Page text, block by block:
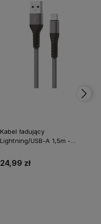
Kabel ładujący
Lightning/USB-A 1,5m -
ładowanie
24,99 zł